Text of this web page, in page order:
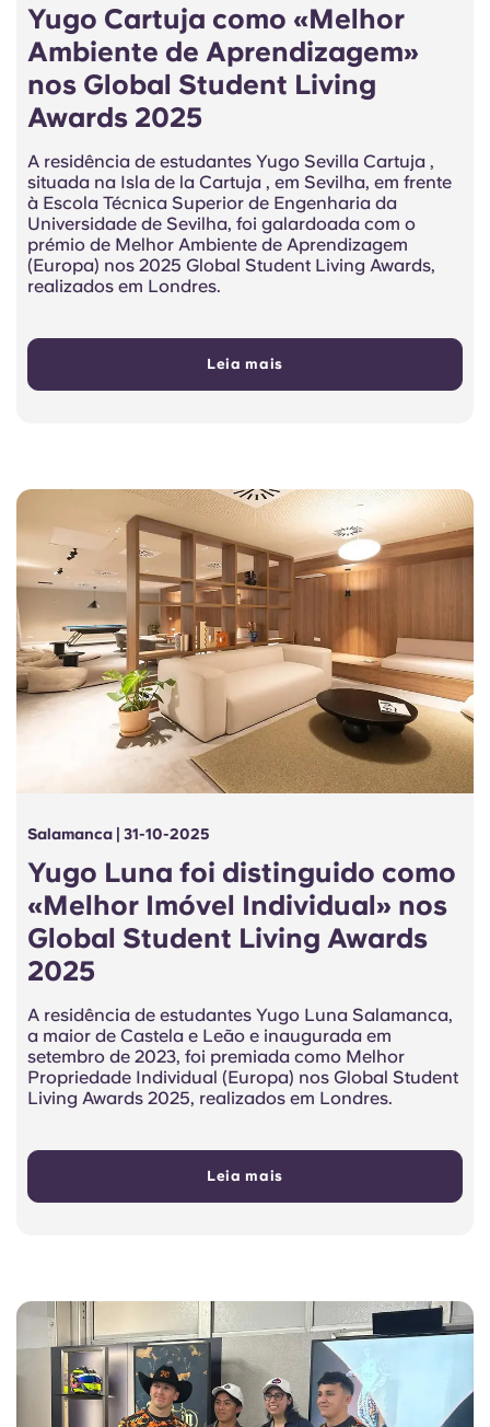
Yugo Cartuja como «Melhor
Ambiente de Aprendizagem»
nos Global Student Living
Awards 2025
A residência de estudantes Yugo Sevilla Cartuja ,
situada na Isla de la Cartuja , em Sevilha, em frente
à Escola Técnica Superior de Engenharia da
Universidade de Sevilha, foi galardoada com o
prémio de Melhor Ambiente de Aprendizagem
(Europa) nos 2025 Global Student Living Awards,
realizados em Londres.
Leia mais
Salamanca | 31-10-2025
Yugo Luna foi distinguido como
«Melhor Imóvel Individual» nos
Global Student Living Awards
2025
A residência de estudantes Yugo Luna Salamanca,
a maior de Castela e Leão e inaugurada em
setembro de 2023, foi premiada como Melhor
Propriedade Individual (Europa) nos Global Student
Living Awards 2025, realizados em Londres.
Leia mais